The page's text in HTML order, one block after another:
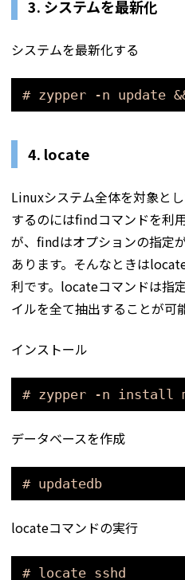
3. システムを最新化
システムを最新化する
# zypper -n update
4. locate
Linuxシステム全体を対象と
するのにはfindコマンドを利
が、findはオプションの指定
あります。そんなときは
利です。locateコマンドは指
イルを全て抽出することが可
インストール
# zypper -n install
データベースを作成
# updatedb
locateコマンドの実行
# locate sshd